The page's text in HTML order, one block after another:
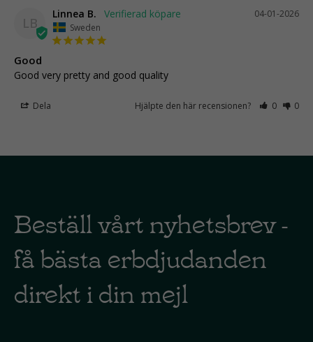
LB
04-01-2026
Linnea B.
Sweden
Good
Good very pretty and good quality
Dela Hjälpte den här recensionen? 0 0
Beställ vårt nyhetsbrev -
få bästa erbdjudanden
direkt i din mejl